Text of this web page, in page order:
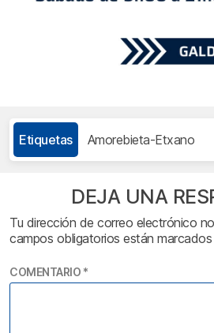
Etiquetas Amorebieta-Etxano
DEJA UNA
Tu dirección de correo electrónico
campos obligatorios están
COMENTARIO *